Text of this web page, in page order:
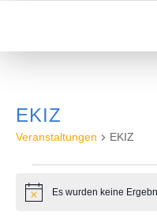
EKIZ
Veranstaltungen EKIZ
HinweisEs wurden keine